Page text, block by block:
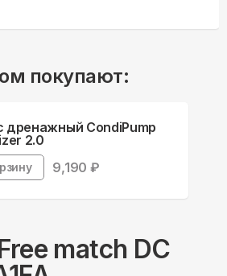
покупают:
дренажный CondiPump
2.0
9,190 ₽
match DC